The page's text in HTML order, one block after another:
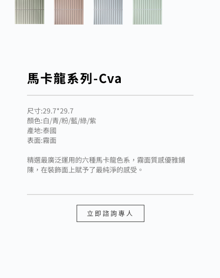
馬卡龍系列-Cva
尺寸:29.7*29.7
顏色:白/青/粉/藍/綠/紫
產地:泰國
表面:霧面
精選最廣泛運用的六種馬卡龍色系，霧面質感優雅鋪
陳，在裝飾面上賦予了最純淨的感受。
立即諮詢專人